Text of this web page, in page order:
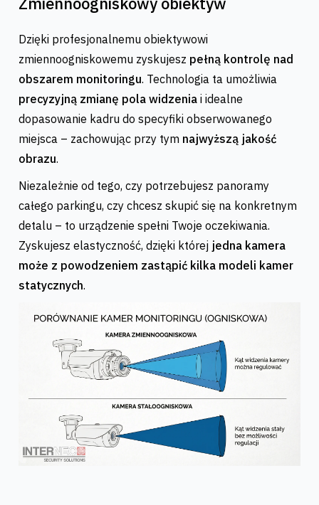
Dzięki profesjonalnemu obiektywowi
zmiennoogniskowemu zyskujesz pełną kontrolę nad
obszarem monitoringu. Technologia ta umożliwia
precyzyjną zmianę pola widzenia i idealne
dopasowanie kadru do specyfiki obserwowanego
miejsca – zachowując przy tym najwyższą jakość
obrazu.
Niezależnie od tego, czy potrzebujesz panoramy
całego parkingu, czy chcesz skupić się na konkretnym
detalu – to urządzenie spełni Twoje oczekiwania.
Zyskujesz elastyczność, dzięki której jedna kamera
może z powodzeniem zastąpić kilka modeli kamer
statycznych.